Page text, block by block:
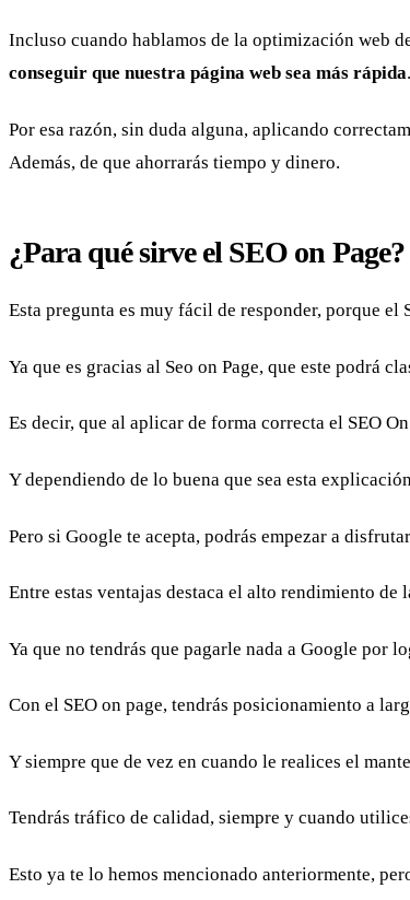
Incluso cuando hablamos de la optimización web
conseguir que nuestra página web sea más rápida.
Por esa razón, sin duda alguna, aplicando
Además, de que ahorrarás tiempo y dinero.
¿Para qué sirve el SEO on Page?
Esta pregunta es muy fácil de responder, porque el
Ya que es gracias al Seo on Page, que este podrá
Es decir, que al aplicar de forma correcta el SEO
Y dependiendo de lo buena que sea esta
Pero si Google te acepta, podrás empezar a
Entre estas ventajas destaca el alto rendimiento
Ya que no tendrás que pagarle nada a Google por
Con el SEO on page, tendrás posicionamiento a
Y siempre que de vez en cuando le realices el
Tendrás tráfico de calidad, siempre y cuando
Esto ya te lo hemos mencionado anteriormente,